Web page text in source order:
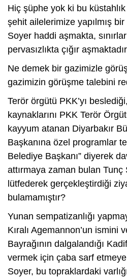
Hiç şüphe yok ki bu
şehit ailelerimize yapılmış bir
Soyer haddi aşmakta,
pervasızlıkta çığır
Ne demek bir gazimizle
gazimizin görüşme talebini
Terör örgütü PKK’yı
kaynaklarını PKK Terör
kayyum atanan Diyarbakır
Başkanına özel programlar
Belediye Başkanı” diyerek
attırmaya zaman bulan
lütfederek gerçekleştirdiği
bulamamıştır?
Yunan sempatizanlığı
Kıralı Agemannon’un ismini
Bayrağının dalgalandığı
vermek için çaba sarf
Soyer, bu topraklardaki